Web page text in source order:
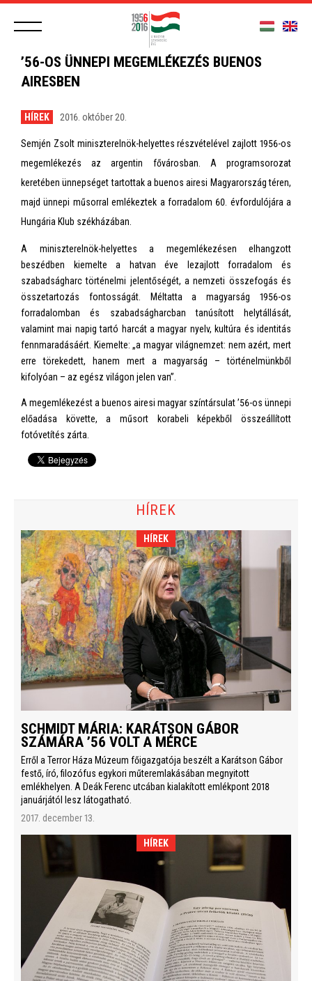
’56-OS ÜNNEPI MEGEMLÉKEZÉS BUENOS
AIRESBEN
HÍREK 2016. október 20.
Semjén Zsolt miniszterelnök-helyettes részvételével zajlott 1956-os
megemlékezés az argentin fővárosban. A programsorozat
keretében ünnepséget tartottak a buenos airesi Magyarország téren,
majd ünnepi műsorral emlékeztek a forradalom 60. évfordulójára a
Hungária Klub székházában.
A miniszterelnök-helyettes a megemlékezésen elhangzott
beszédben kiemelte a hatvan éve lezajlott forradalom és
szabadságharc történelmi jelentőségét, a nemzeti összefogás és
összetartozás fontosságát. Méltatta a magyarság 1956-os
forradalomban és szabadságharcban tanúsított helytállását,
valamint mai napig tartó harcát a magyar nyelv, kultúra és identitás
fennmaradásáért. Kiemelte: „a magyar világnemzet: nem azért, mert
erre törekedett, hanem mert a magyarság – történelmünkből
kifolyóan – az egész világon jelen van”.
A megemlékezést a buenos airesi magyar színtársulat ’56-os ünnepi
előadása követte, a műsort korabeli képekből összeállított
fotóvetítés zárta.
HÍREK
HÍREK
SCHMIDT MÁRIA: KARÁTSON GÁBOR
SZÁMÁRA ’56 VOLT A MÉRCE
Erről a Terror Háza Múzeum főigazgatója beszélt a Karátson Gábor
festő, író, filozófus egykori műteremlakásában megnyitott
emlékhelyen. A Deák Ferenc utcában kialakított emlékpont 2018
januárjától lesz látogatható.
2017. december 13.
HÍREK